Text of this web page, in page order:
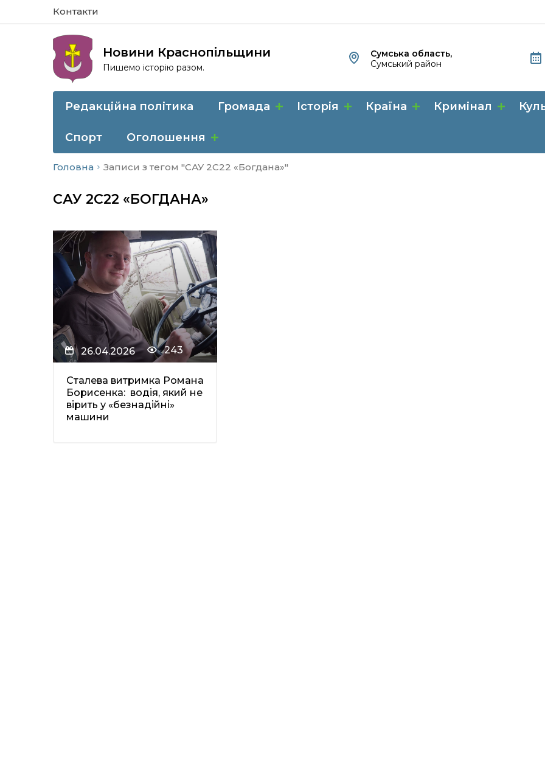
Контакти
Новини Краснопільщини
Пишемо історію разом.
Сумська область,
Сумський район
Редакційна політика Громада Історія Країна Кримінал
Спорт Оголошення
Головна Записи з тегом "САУ 2С22 «Богдана»"
САУ 2С22 «БОГДАНА»
26.04.2026 243
Сталева витримка Романа
Борисенка: водія, який не
вірить у «безнадійні»
машини